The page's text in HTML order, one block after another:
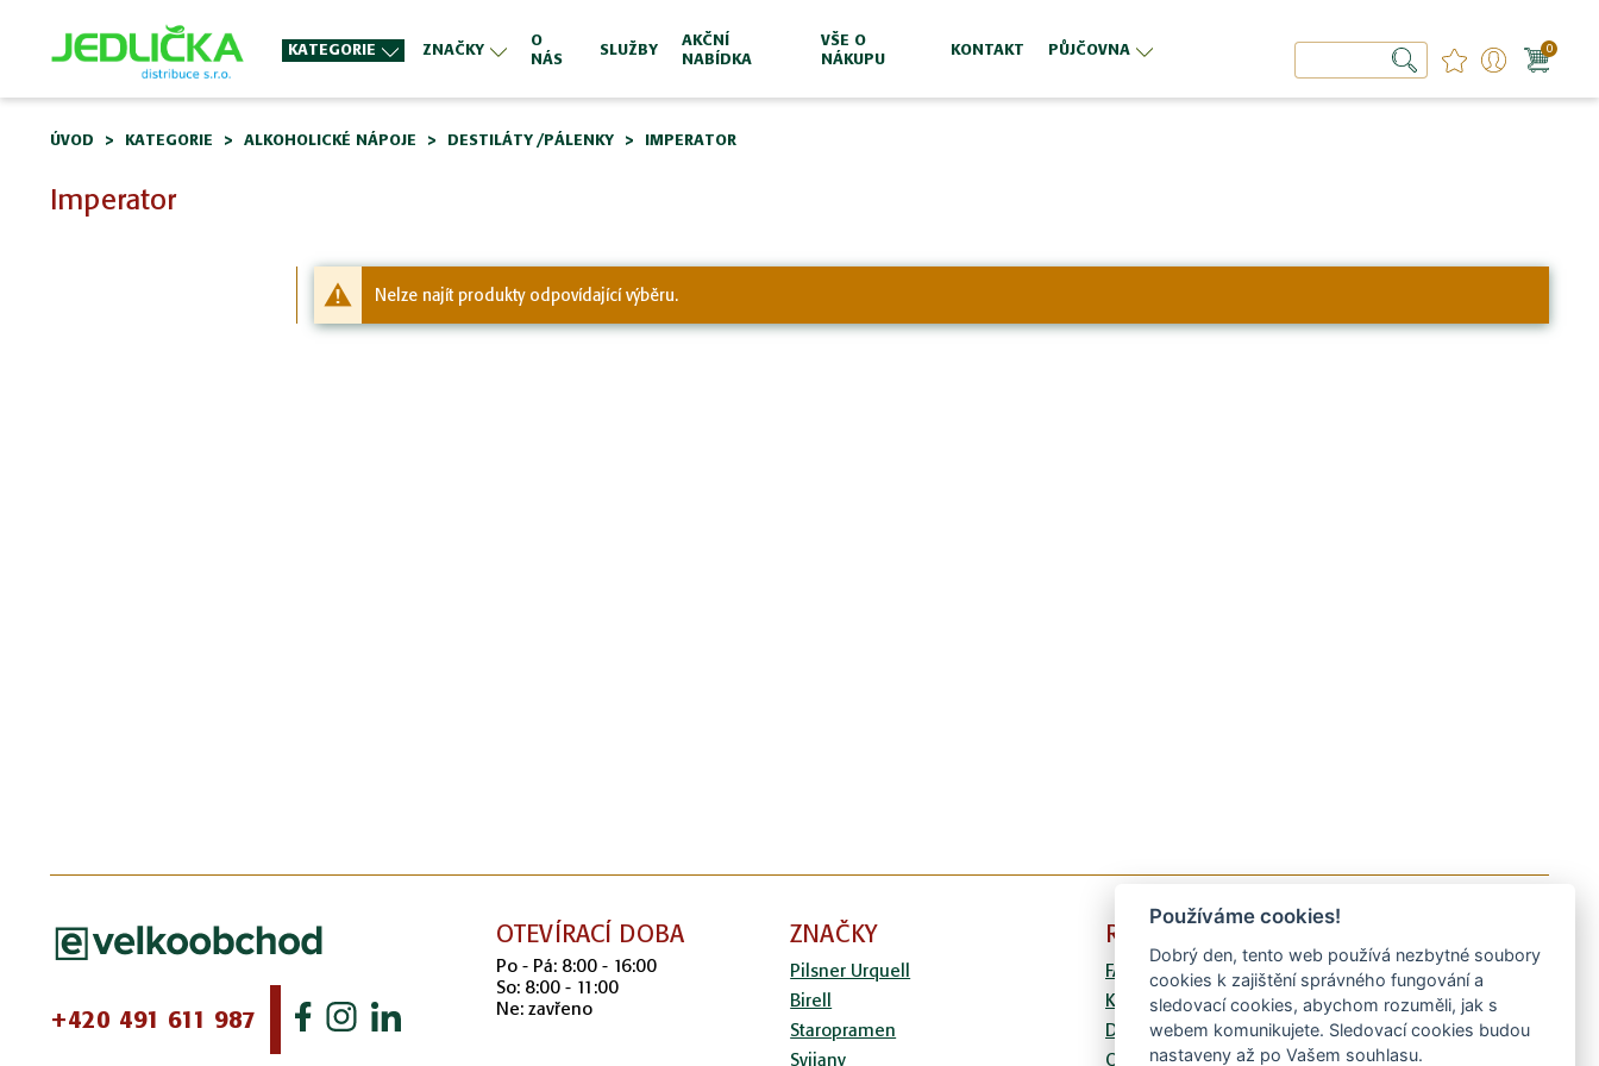
KATEGORIE ZNAČKY
O
NÁS
SLUŽBY
AKČNÍ
NABÍDKA
VŠE O
NÁKUPU
KONTAKT PŮJČOVNA 0
Hledat
ÚVOD KATEGORIE ALKOHOLICKÉ NÁPOJE DESTILÁTY /PÁLENKY IMPERATOR
Imperator
Nelze najít produkty odpovídající výběru.
+420 491 611 987
OTEVÍRACÍ DOBA
Po - Pá: 8:00 - 16:00
So: 8:00 - 11:00
Ne: zavřeno
ZNAČKY
Pilsner Urquell
Birell
Staropramen
Svijany
RYCHLÉ VOLBY
FAQ
Kontaktní formulář
Doprava
Obchodní podmínky
Používáme cookies!
Dobrý den, tento web používá nezbytné soubory
cookies k zajištění správného fungování a
sledovací cookies, abychom rozuměli, jak s
webem komunikujete. Sledovací cookies budou
nastaveny až po Vašem souhlasu.